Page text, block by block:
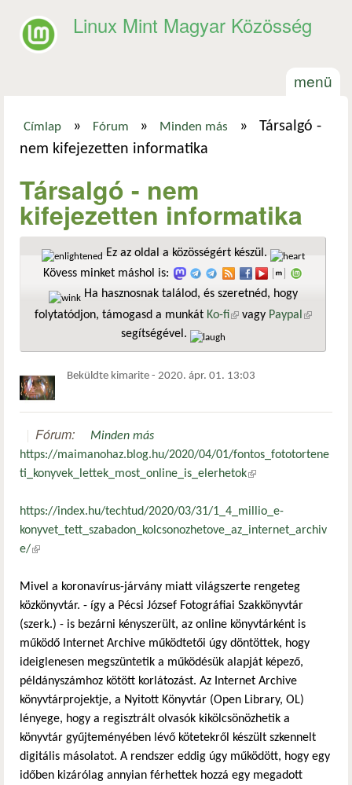
Linux Mint Magyar Közösség
menü
Jelenlegi hely
Címlap » Fórum » Minden más »
Társalgó -
nem kifejezetten informatika
Társalgó - nem
kifejezetten informatika
Ez az oldal a közösségért készül.
Kövess minket máshol is:
Ha hasznosnak találod, és szeretnéd, hogy
folytatódjon, támogasd a munkát Ko-fi(külső hivatkozás)
vagy Paypal
segítségével.
Beküldte kimarite - 2020. ápr. 01. 13:03
Fórum:
Minden más
https://maimanohaz.blog.hu/2020/04/01/fontos_fototortene
ti_konyvek_lettek_most_online_is_elerhetok(külső hivatkozás)
https://index.hu/techtud/2020/03/31/1_4_millio_e-
konyvet_tett_szabadon_kolcsonozhetove_az_internet_archiv
e/(külső hivatkozás)
Mivel a koronavírus-járvány miatt világszerte rengeteg
közkönyvtár. - így a Pécsi József Fotográfiai Szakkönyvtár
(szerk.) - is bezárni kényszerült, az online könyvtárként is
működő Internet Archive működtetői úgy döntöttek, hogy
ideiglenesen megszüntetik a működésük alapját képező,
példányszámhoz kötött korlátozást. Az Internet Archive
könyvtárprojektje, a Nyitott Könyvtár (Open Library, OL)
lényege, hogy a regisztrált olvasók kikölcsönözhetik a
könyvtár gyűjteményében lévő kötetekről készült szkennelt
digitális másolatot. A rendszer eddig úgy működött, hogy egy
időben kizárólag annyian férhettek hozzá egy megadott